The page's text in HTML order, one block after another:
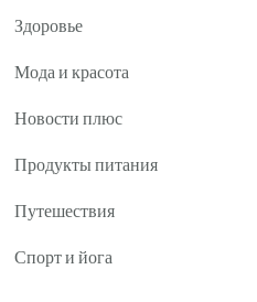
Здоровье
Мода и красота
Новости плюс
Продукты питания
Путешествия
Спорт и йога